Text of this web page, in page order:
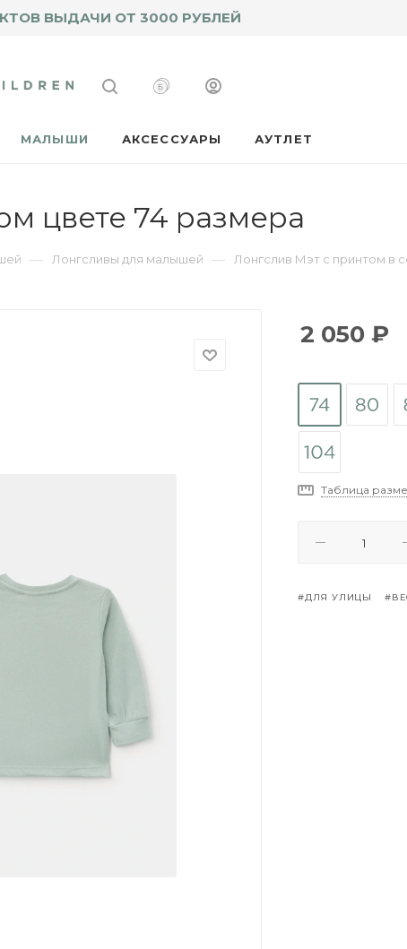
ВЫДАЧИ ОТ 3000 РУБЛЕЙ
МАЛЫШИ АКСЕССУАРЫ АУТЛЕТ
цвете 74 размера
— Лонгсливы для малышей — Лонгслив Мэт с принтом в
2 050 ₽
Таблица
#ДЛЯ УЛИЦЫ